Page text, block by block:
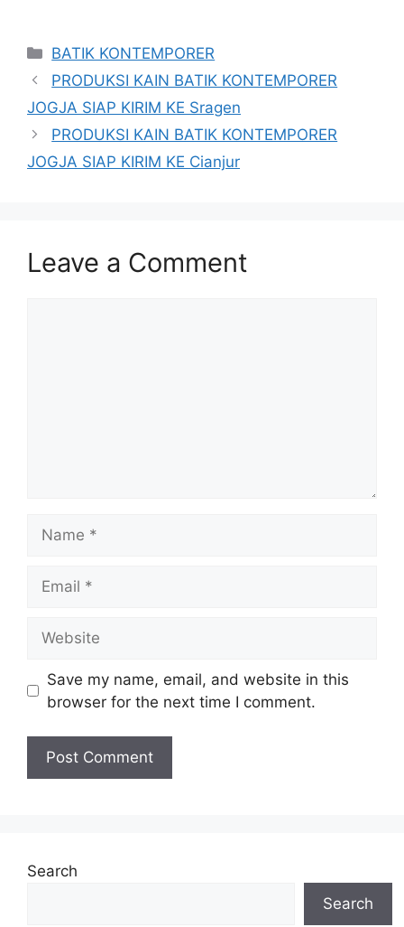
Categories
BATIK KONTEMPORER
PRODUKSI KAIN BATIK KONTEMPORER
JOGJA SIAP KIRIM KE Sragen
PRODUKSI KAIN BATIK KONTEMPORER
JOGJA SIAP KIRIM KE Cianjur
Leave a Comment
Save my name, email, and website in this
browser for the next time I comment.
Search
Search